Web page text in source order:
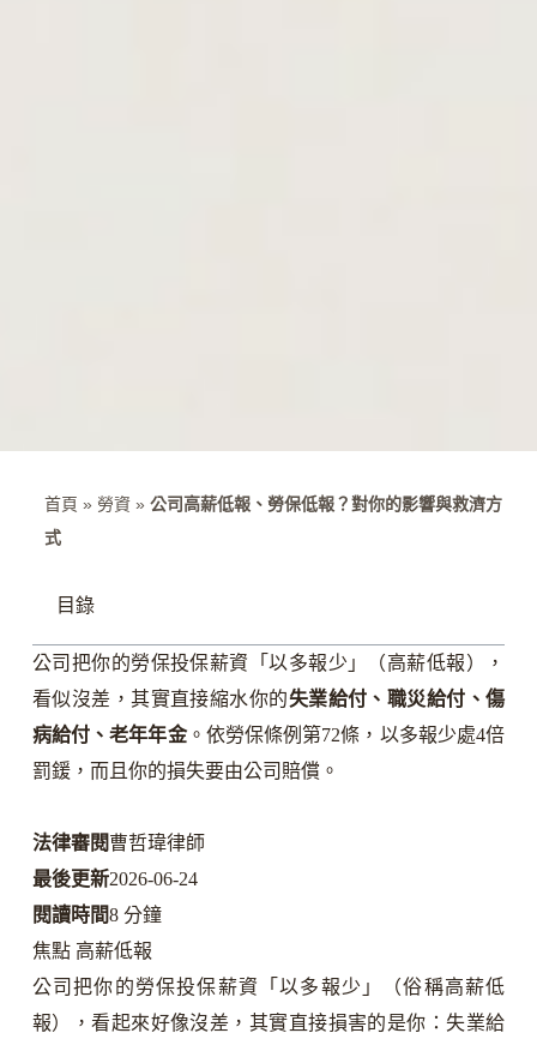
首頁 » 勞資» 公司高薪低報、勞保低報？對你的影響與救濟方
式
目錄
公司把你的勞保投保薪資「以多報少」（高薪低報），
看似沒差，其實直接縮水你的失業給付、職災給付、傷
病給付、老年年金。依勞保條例第72條，以多報少處4倍
罰鍰，而且你的損失要由公司賠償。
法律審閱曹哲瑋律師
最後更新2026-06-24
閱讀時間8 分鐘
焦點 高薪低報
公司把你的勞保投保薪資「以多報少」（俗稱高薪低
報），看起來好像沒差，其實直接損害的是你：失業給